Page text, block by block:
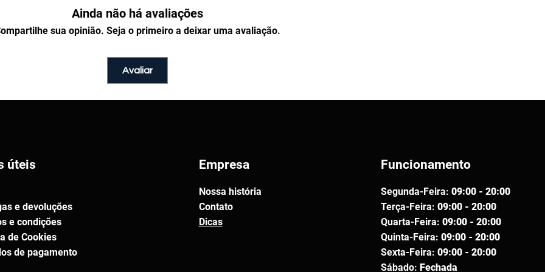
poderão acessar todos os
perfil, na seção "Meus
de segunda a sexta, das
+55 (82) 98107-0821
no formatoZIP. Para
criado para ser utilizado
se à vontade para alterá-lo e
para seus projetos. No
ou utilizar comercialmente
ou modificada.
Ainda não há avaliações
sua opinião. Seja o primeiro a deixar uma avaliação.
Avaliar
úteis
e devoluções
e condições
de Cookies
de pagamento
Empresa
Nossa história
Contato
Dicas
Funcionamento
Segunda-Feira: 09:00 - 20:00
Terça-Feira: 09:00 - 20:00
Quarta-Feira: 09:00 - 20:00
Quinta-Feira: 09:00 - 20:00
Sexta-Feira: 09:00 - 20:00
Sábado: Fechada